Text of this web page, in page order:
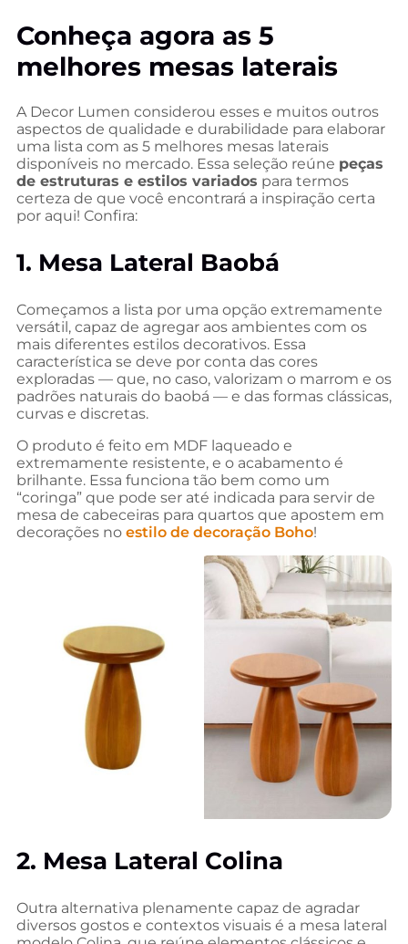
Conheça agora as 5
melhores mesas laterais
A Decor Lumen considerou esses e muitos outros
aspectos de qualidade e durabilidade para elaborar
uma lista com as 5 melhores mesas laterais
disponíveis no mercado. Essa seleção reúne peças
de estruturas e estilos variados para termos
certeza de que você encontrará a inspiração certa
por aqui! Confira:
1. Mesa Lateral Baobá
Começamos a lista por uma opção extremamente
versátil, capaz de agregar aos ambientes com os
mais diferentes estilos decorativos. Essa
característica se deve por conta das cores
exploradas — que, no caso, valorizam o marrom e os
padrões naturais do baobá — e das formas clássicas,
curvas e discretas.
O produto é feito em MDF laqueado e
extremamente resistente, e o acabamento é
brilhante. Essa funciona tão bem como um
“coringa” que pode ser até indicada para servir de
mesa de cabeceiras para quartos que apostem em
decorações no estilo de decoração Boho!
2. Mesa Lateral Colina
Outra alternativa plenamente capaz de agradar
diversos gostos e contextos visuais é a mesa lateral